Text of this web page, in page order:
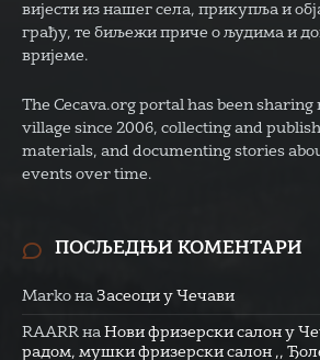
вијести из нашег села, прикупља и
грађу, те биљежи приче о људима и
вријеме.
The Cecava.org portal has been
village since 2006, collecting and
materials, and documenting stories
events over time.
ПОСЉЕДЊИ КОМЕНТАРИ
Marko на Засеоци у Чечави
RAARR на Нови фризерски салон у
радом, мушки фризерски салон ,,